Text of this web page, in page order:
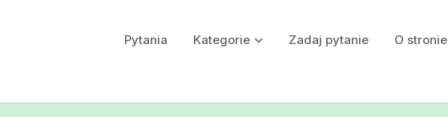
Pytania Kategorie Zadaj pytanie O stronie